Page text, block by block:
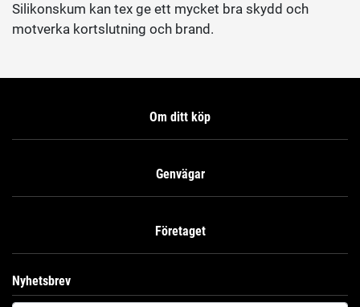
Silikonskum kan tex ge ett mycket bra skydd och
motverka kortslutning och brand.
Om ditt köp
Genvägar
Företaget
Nyhetsbrev